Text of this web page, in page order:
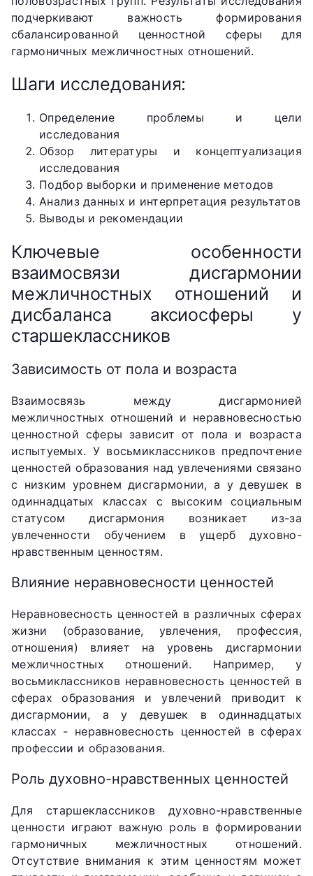
подчеркивают важность формирования
сбалансированной ценностной сферы для
гармоничных межличностных отношений.
Шаги исследования:
Определение проблемы и цели
исследования
Обзор литературы и концептуализация
исследования
Подбор выборки и применение методов
Анализ данных и интерпретация результатов
Выводы и рекомендации
Ключевые особенности
взаимосвязи дисгармонии
межличностных отношений и
дисбаланса аксиосферы у
старшеклассников
Зависимость от пола и возраста
Взаимосвязь между дисгармонией
межличностных отношений и неравновесностью
ценностной сферы зависит от пола и возраста
испытуемых. У восьмиклассников предпочтение
ценностей образования над увлечениями связано
с низким уровнем дисгармонии, а у девушек в
одиннадцатых классах с высоким социальным
статусом дисгармония возникает из-за
увлеченности обучением в ущерб духовно-
нравственным ценностям.
Влияние неравновесности ценностей
Неравновесность ценностей в различных сферах
жизни (образование, увлечения, профессия,
отношения) влияет на уровень дисгармонии
межличностных отношений. Например, у
восьмиклассников неравновесность ценностей в
сферах образования и увлечений приводит к
дисгармонии, а у девушек в одиннадцатых
классах - неравновесность ценностей в сферах
профессии и образования.
Роль духовно-нравственных ценностей
Для старшеклассников духовно-нравственные
ценности играют важную роль в формировании
гармоничных межличностных отношений.
Отсутствие внимания к этим ценностям может